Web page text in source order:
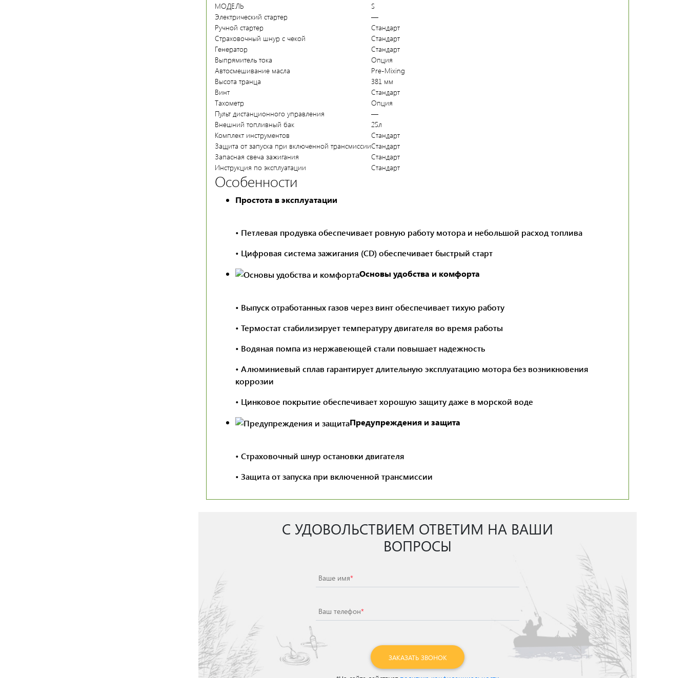
МОДЕЛЬ
S
Электрический стартер
—
Ручной стартер
Стандарт
Страховочный шнур с чекой
Стандарт
Генератор
Стандарт
Выпрямитель тока
Опция
Автосмешивание масла
Pre-Mixing
Высота транца
381 мм
Винт
Стандарт
Тахометр
Опция
Пульт дистанционного управления
—
Внешний топливный бак
25л
Комплект инструментов
Стандарт
Защита от запуска при включенной трансмиссииСтандарт
Запасная свеча зажигания
Стандарт
Инструкция по эксплуатации
Стандарт
Особенности
Простота в эксплуатации
• Петлевая продувка обеспечивает ровную работу мотора и небольшой расход топлива
• Цифровая система зажигания (CD) обеспечивает быстрый старт
Основы удобства и комфорта
• Выпуск отработанных газов через винт обеспечивает тихую работу
• Термостат стабилизирует температуру двигателя во время работы
• Водяная помпа из нержавеющей стали повышает надежность
• Алюминиевый сплав гарантирует длительную эксплуатацию мотора без возникновения
коррозии
• Цинковое покрытие обеспечивает хорошую защиту даже в морской воде
Предупреждения и защита
• Страховочный шнур остановки двигателя
• Защита от запуска при включенной трансмиссии
С УДОВОЛЬСТВИЕМ ОТВЕТИМ НА ВАШИ
ВОПРОСЫ
Ваше имя*
Ваш телефон*
ЗАКАЗАТЬ ЗВОНОК